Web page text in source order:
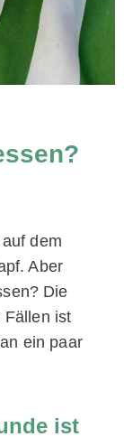
dem
Aber
Die
Fällen ist
ein paar
ist